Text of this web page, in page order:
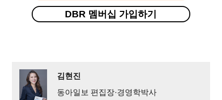
DBR 멤버십 가입하기
김현진
동아일보 편집장·경영학박사